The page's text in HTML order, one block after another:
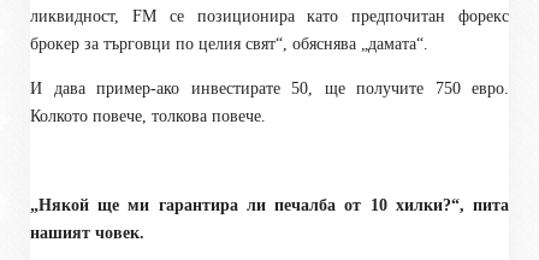
ликвидност, FM се позиционира като предпочитан форекс
брокер за търговци по целия свят“, обяснява „дамата“.
И дава пример-ако инвестирате 50, ще получите 750 евро.
Колкото повече, толкова повече.
„Някой ще ми гарантира ли печалба от 10 хилки?“, пита
нашият човек.